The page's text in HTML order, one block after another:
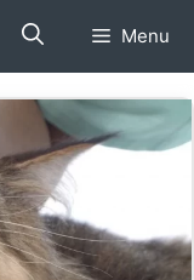
Menu